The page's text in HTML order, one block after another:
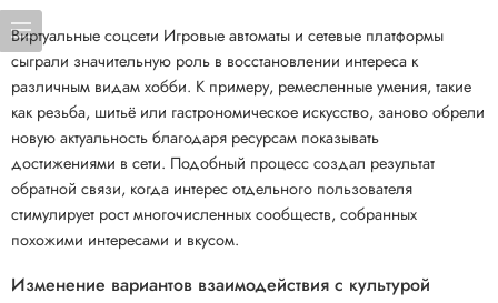
Виртуальные соцсети Игровые автоматы и сетевые платформы
сыграли значительную роль в восстановлении интереса к
различным видам хобби. К примеру, ремесленные умения, такие
как резьба, шитьё или гастрономическое искусство, заново обрели
новую актуальность благодаря ресурсам показывать
достижениями в сети. Подобный процесс создал результат
обратной связи, когда интерес отдельного пользователя
стимулирует рост многочисленных сообществ, собранных
похожими интересами и вкусом.
Изменение вариантов взаимодействия с культурой